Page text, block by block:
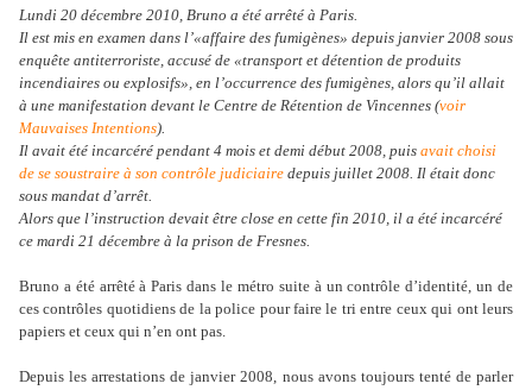
Lundi 20 décembre 2010, Bruno a été arrêté à Paris.
Il est mis en examen dans l’«affaire des fumigènes» depuis janvier 2008 sous
enquête antiterroriste, accusé de «transport et détention de produits
incendiaires ou explosifs», en l’occurrence des fumigènes, alors qu’il allait
à une manifestation devant le Centre de Rétention de Vincennes (voir
Mauvaises Intentions).
Il avait été incarcéré pendant 4 mois et demi début 2008, puis avait choisi
de se soustraire à son contrôle judiciaire depuis juillet 2008. Il était donc
sous mandat d’arrêt.
Alors que l’instruction devait être close en cette fin 2010, il a été incarcéré
ce mardi 21 décembre à la prison de Fresnes.
Bruno a été arrêté à Paris dans le métro suite à un contrôle d’identité, un de
ces contrôles quotidiens de la police pour faire le tri entre ceux qui ont leurs
papiers et ceux qui n’en ont pas.
Depuis les arrestations de janvier 2008, nous avons toujours tenté de parler